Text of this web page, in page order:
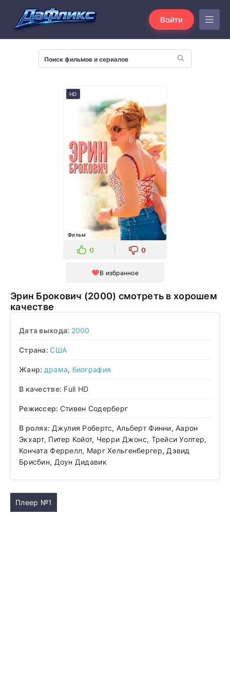
Войти
HD
Фильм
0 0
В избранное
Эрин Брокович (2000) смотреть в хорошем
качестве
Дата выхода: 2000
Страна:США
Жанр: драма, биография
В качестве: Full HD
Режиссер: Стивен Содерберг
В ролях: Джулия Робертс, Альберт Финни, Аарон
Экхарт, Питер Койот, Черри Джонс, Трейси Уолтер,
Кончата Феррелл, Марг Хельгенбергер, Дэвид
Брисбин, Доун Дидавик
Плеер №1